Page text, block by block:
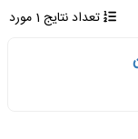
تعداد نتایج 1 مورد